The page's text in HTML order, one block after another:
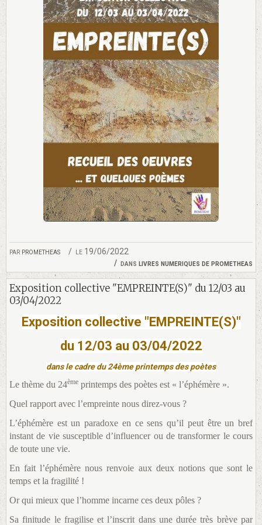
par prometheas
le 19/06/2022
dans livres numeriques de prometheas
Exposition collective "EMPREINTE(S)" du 12/03 au
03/04/2022
Exposition collective "EMPREINTE(S)"
du 12/03 au 03/04/2022
dans le cadre du 24ème printemps des poètes
Le thème du 24ème printemps des poètes est « l’éphémère ».
Quel rapport avec l’empreinte nous direz-vous ?
L’éphémère est un paradoxe en ce sens qu’il peut être un bref
instant de vie susceptible d’influencer ou de transformer le cours
de toute une vie.
En fait l’éphémère nous renvoie aux deux notions que sont le
temps et la fragilité !
Or qui mieux que l’homme incarne ces deux pôles ?
Sa finitude le fragilise et l’inscrit dans une durée très brève par